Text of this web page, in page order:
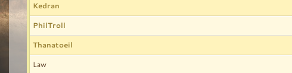
Kedran
PhilTroll
Thanatoeil
Law